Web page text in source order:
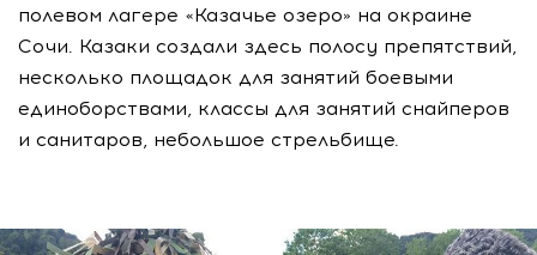
полевом лагере «Казачье озеро» на окраине
Сочи. Казаки создали здесь полосу препятствий,
несколько площадок для занятий боевыми
единоборствами, классы для занятий снайперов
и санитаров, небольшое стрельбище.